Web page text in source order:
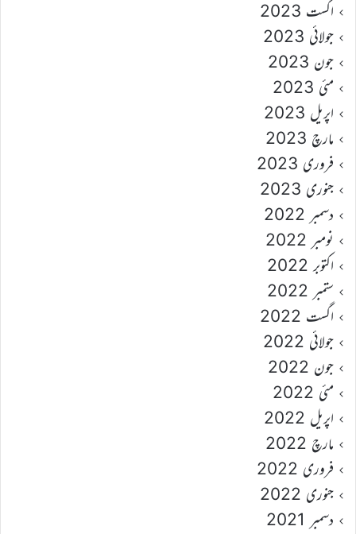
اگست 2023
جولائی 2023
جون 2023
مئی 2023
اپریل 2023
مارچ 2023
فروری 2023
جنوری 2023
دسمبر 2022
نومبر 2022
اکتوبر 2022
ستمبر 2022
اگست 2022
جولائی 2022
جون 2022
مئی 2022
اپریل 2022
مارچ 2022
فروری 2022
جنوری 2022
دسمبر 2021